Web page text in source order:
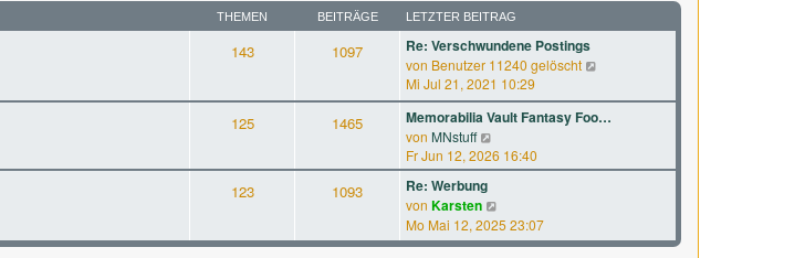
a
g
e
i
t
r
a
g
r
B
e
t
g
e
s
t
e
r
B
e
t
g
THEMEN BEITRÄGE LETZTER BEITRAG
143 1097 Re: Verschwundene Postings
von Benutzer 11240 gelöscht
u
e
e
i
Mi Jul 21, 2021 10:29
125 1465 Memorabilia Vault Fantasy Foo…
von MNstuff
e
u
s
t
e
Fr Jun 12, 2026 16:40
123 1093 Re: Werbung
von Karsten
e
u
Mo Mai 12, 2025 23:07